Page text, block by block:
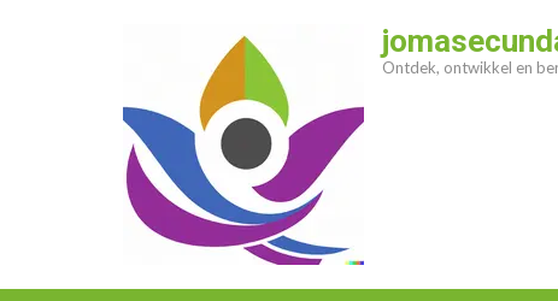
Ontdek, ontwikkel en